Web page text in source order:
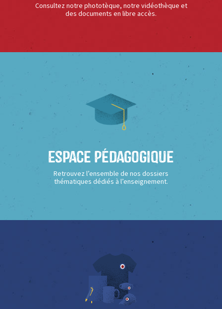
Consultez notre phototèque, notre vidéothèque et
des documents en libre accès.
Espace Pédagogique
Retrouvez l’ensemble de nos dossiers
thématiques dédiés à l’enseignement.